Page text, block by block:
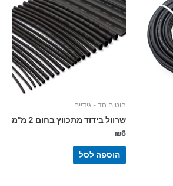
חוטים חד - גידיים
שרוול בידוד מתכווץ בחום 2 מ"מ
₪6
הוספה לסל